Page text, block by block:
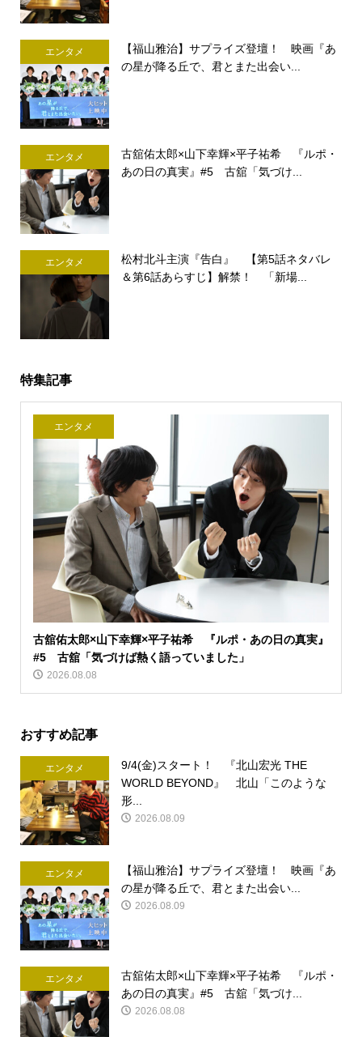
エンタメ
【福山雅治】サプライズ登壇！ 映画『あ
の星が降る丘で、君とまた出会い...
エンタメ
古舘佑太郎×山下幸輝×平子祐希 『ルポ・
あの日の真実』#5 古舘「気づけ...
エンタメ
松村北斗主演『告白』 【第5話ネタバレ
＆第6話あらすじ】解禁！ 「新場...
特集記事
エンタメ
古舘佑太郎×山下幸輝×平子祐希 『ルポ・あの日の真実』
#5 古舘「気づけば熱く語っていました」
2026.08.08
おすすめ記事
エンタメ
9/4(金)スタート！ 『北山宏光 THE
WORLD BEYOND』 北山「このような
形...
2026.08.09
エンタメ
【福山雅治】サプライズ登壇！ 映画『あ
の星が降る丘で、君とまた出会い...
2026.08.09
エンタメ
古舘佑太郎×山下幸輝×平子祐希 『ルポ・
あの日の真実』#5 古舘「気づけ...
2026.08.08